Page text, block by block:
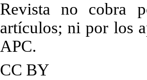
Revista no cobra
artículos; ni por los
APC.
CC BY